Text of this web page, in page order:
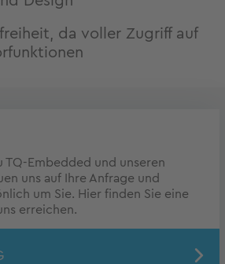
da voller Zugriff auf
TQ-Embedded und unseren
uns auf Ihre Anfrage und
um Sie. Hier finden Sie eine
erreichen.